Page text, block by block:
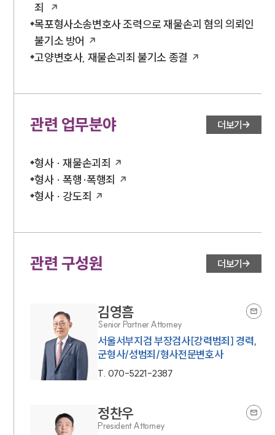
죄
목포형사소송변호사 조력으로 재물손괴 혐의 의뢰인
불기소 방어
고양변호사, 재물손괴죄 불기소 종결
관련 업무분야 더보기
형사 · 재물손괴죄
형사 · 폭행·폭행죄
형사 · 강도죄
관련 구성원 더보기
김영흠
Senior Partner Attorney
서울서부지검 부장검사[강력범죄] 경력,
군형사/성범죄/형사전문변호사
T. 070-5221-2387
정찬우
President Attorney